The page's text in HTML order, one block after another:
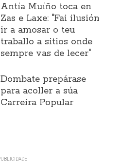
Antía Muíño toca en
Zas e Laxe: "Fai ilusión
ir a amosar o teu
traballo a sitios onde
sempre vas de lecer"
Dombate prepárase
para acoller a súa
Carreira Popular